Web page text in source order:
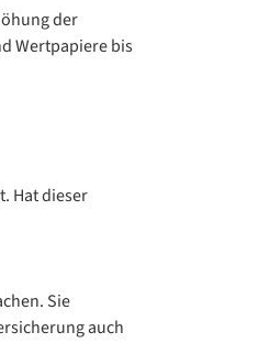
der
Wertpapiere bis
Hat dieser
Sie
auch